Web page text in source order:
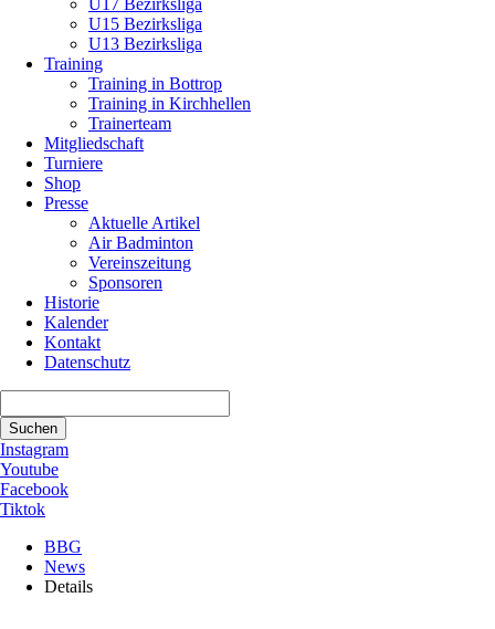
U17 Bezirksliga
U15 Bezirksliga
U13 Bezirksliga
Training
Training in Bottrop
Training in Kirchhellen
Trainerteam
Mitgliedschaft
Turniere
Shop
Presse
Aktuelle Artikel
Air Badminton
Vereinszeitung
Sponsoren
Historie
Kalender
Kontakt
Datenschutz
Suchen
Instagram
Youtube
Facebook
Tiktok
BBG
News
Details